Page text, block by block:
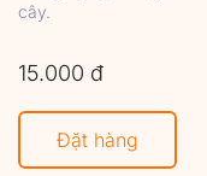
cây.
15.000 đ
Đặt hàng